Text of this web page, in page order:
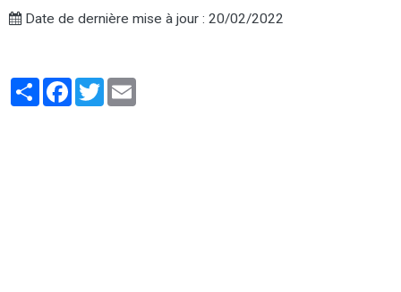
Date de dernière mise à jour : 20/02/2022
PartagerFacebook
Twitter